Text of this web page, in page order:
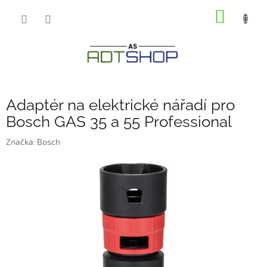
Adaptér na elektrické nářadí pro
Bosch GAS 35 a 55 Professional
Značka: Bosch